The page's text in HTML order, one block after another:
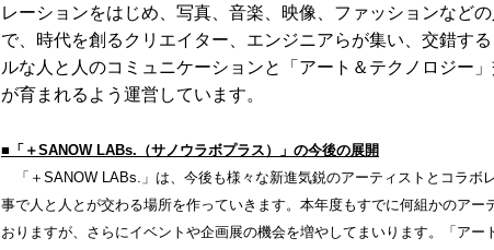
レーションをはじめ、写真、音楽、映像、ファッションなど
で、時代を創るクリエイター、エンジニアらが集い、交錯す
ルな人と人のコミュニケーションと「アート＆テクノロジー
が育まれるよう運営しています。
■「 ＋SANOW LABs. （サノウラボプラス）」の今後の展開
「＋SANOW LABs.」は、今後も様々な新進気鋭のアーティストとコラボ
事で人と人とが交わる場所を作っていきます。本年度もすでに何組かのアー
おりますが、さらにイベントや企画展の機会を増やしてまいります。「ア